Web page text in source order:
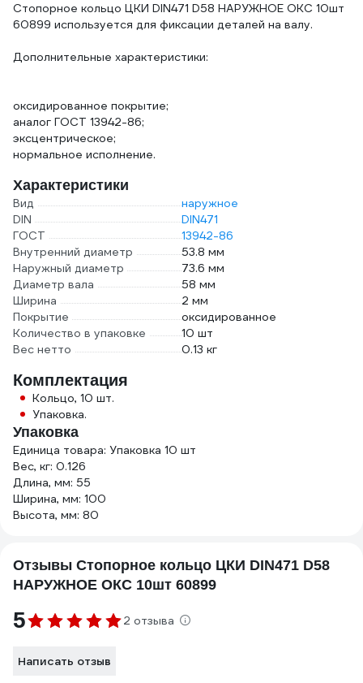
Стопорное кольцо ЦКИ DIN471 D58 НАРУЖНОЕ ОКС 10шт
60899 используется для фиксации деталей на валу.
Дополнительные характеристики:
оксидированное покрытие;
аналог ГОСТ 13942-86;
эксцентрическое;
нормальное исполнение.
Характеристики
Вид
наружное
DIN
DIN471
ГОСТ
13942-86
Внутренний диаметр
53.8 мм
Наружный диаметр
73.6 мм
Диаметр вала
58 мм
Ширина
2 мм
Покрытие
оксидированное
Количество в упаковке
10 шт
Вес нетто
0.13 кг
Комплектация
Кольцо, 10 шт.
Упаковка.
Упаковка
Единица товара: Упаковка 10 шт
Вес, кг: 0.126
Длина, мм: 55
Ширина, мм: 100
Высота, мм: 80
Отзывы Стопорное кольцо ЦКИ DIN471 D58
НАРУЖНОЕ ОКС 10шт 60899
5 2 отзыва
Написать отзыв